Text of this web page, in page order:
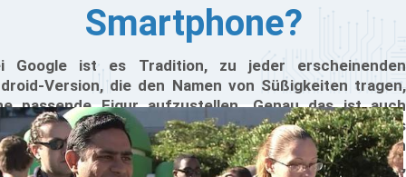
Smartphone?
Google ist es Tradition, zu jeder erscheinenden
Version, die den Namen von Süßigkeiten tragen,
passende Figur aufzustellen. Genau das ist auch
passiert, als man am Hauptsitzt des
der sich in Mountain View, Kalifornien
eine Statue zum bald verfügbaren Android 4.4,